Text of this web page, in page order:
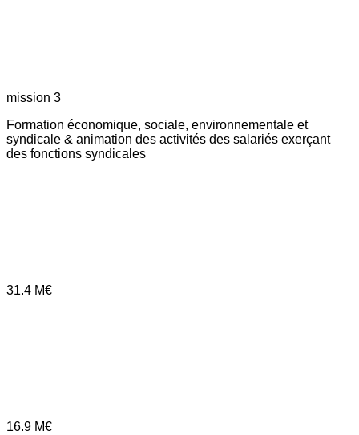
mission 3
Formation économique, sociale, environnementale et
syndicale & animation des activités des salariés exerçant
des fonctions syndicales
31.4 M€
16.9 M€